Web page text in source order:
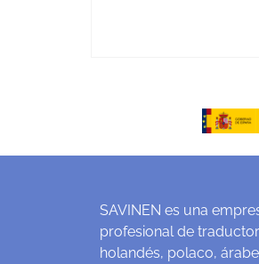
SAVINEN es una
profesional de
holandés, polaco,